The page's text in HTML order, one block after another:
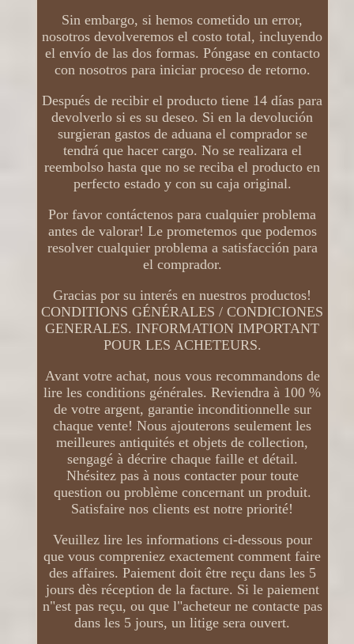
Sin embargo, si hemos cometido un error,
nosotros devolveremos el costo total, incluyendo
el envío de las dos formas. Póngase en contacto
con nosotros para iniciar proceso de retorno.
Después de recibir el producto tiene 14 días para
devolverlo si es su deseo. Si en la devolución
surgieran gastos de aduana el comprador se
tendrá que hacer cargo. No se realizara el
reembolso hasta que no se reciba el producto en
perfecto estado y con su caja original.
Por favor contáctenos para cualquier problema
antes de valorar! Le prometemos que podemos
resolver cualquier problema a satisfacción para
el comprador.
Gracias por su interés en nuestros productos!
CONDITIONS GÉNÉRALES / CONDICIONES
GENERALES. INFORMATION IMPORTANT
POUR LES ACHETEURS.
Avant votre achat, nous vous recommandons de
lire les conditions générales. Reviendra à 100 %
de votre argent, garantie inconditionnelle sur
chaque vente! Nous ajouterons seulement les
meilleures antiquités et objets de collection,
sengagé à décrire chaque faille et détail.
Nhésitez pas à nous contacter pour toute
question ou problème concernant un produit.
Satisfaire nos clients est notre priorité!
Veuillez lire les informations ci-dessous pour
que vous compreniez exactement comment faire
des affaires. Paiement doit être reçu dans les 5
jours dès réception de la facture. Si le paiement
n"est pas reçu, ou que l"acheteur ne contacte pas
dans les 5 jours, un litige sera ouvert.